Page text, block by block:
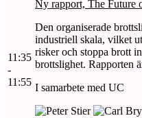
11:35
-
11:55
Ny rapport, The Future
Den organiserade
industriell skala, vilket
risker och stoppa brott
brottslighet. Rapporten
I samarbete med UC